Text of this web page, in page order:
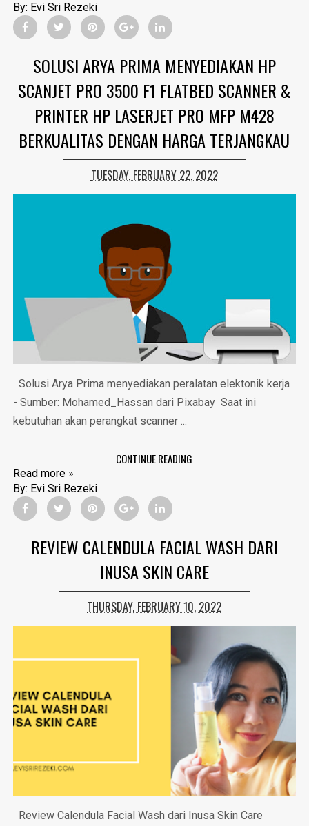
By: Evi Sri Rezeki
SOLUSI ARYA PRIMA MENYEDIAKAN HP
SCANJET PRO 3500 F1 FLATBED SCANNER &
PRINTER HP LASERJET PRO MFP M428
BERKUALITAS DENGAN HARGA TERJANGKAU
TUESDAY, FEBRUARY 22, 2022
Solusi Arya Prima menyediakan peralatan elektonik kerja
- Sumber: Mohamed_Hassan dari Pixabay Saat ini
kebutuhan akan perangkat scanner ...
CONTINUE READING
Read more »
By: Evi Sri Rezeki
REVIEW CALENDULA FACIAL WASH DARI
INUSA SKIN CARE
THURSDAY, FEBRUARY 10, 2022
Review Calendula Facial Wash dari Inusa Skin Care